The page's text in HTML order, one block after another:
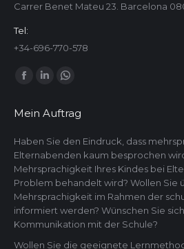
Carrer Benet Mateu 23. Barcelona
Tel:
+34-696-770-578
Finden Sie uns auf:
Facebook
opens
in
new
window
Linkedin
opens
in
new
window
Whatsapp
opens
in
new
window
Mein Auftrag
Haben Sie den Eindruck, dass
Elternabenden kaum besprochen
Mehrsprachigkeit Ihres Kindes bei
Problem behandelt wird? Wollen Sie
Mehrsprachigkeit im Rahmen der
informiert werden? Wünschen Sie
Kommunikation mit der Schule?
Wollen Sie die geeignete